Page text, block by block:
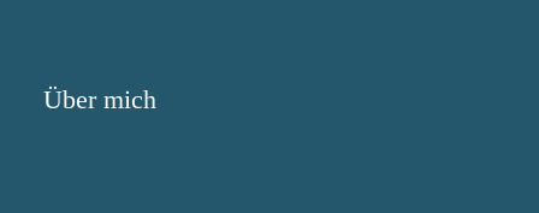
Über mich